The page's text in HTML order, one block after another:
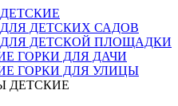
ДЕТСКИХ САДОВ
ДЕТСКОЙ ПЛОЩАДКИ
ГОРКИ ДЛЯ ДАЧИ
ГОРКИ ДЛЯ УЛИЦЫ
ДЕТСКИЕ